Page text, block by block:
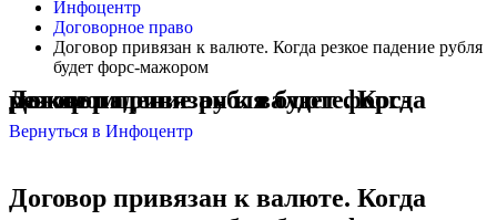
Инфоцентр
Договорное право
Договор привязан к валюте. Когда резкое падение рубля
будет форс-мажором
Договор привязан к валюте. Когда резкое падение рубля будет форс-мажором
Вернуться в Инфоцентр
Договор привязан к валюте. Когда